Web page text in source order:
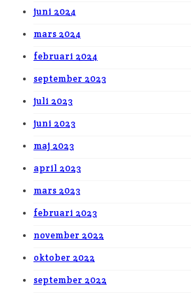
juni 2024
mars 2024
februari 2024
september 2023
juli 2023
juni 2023
maj 2023
april 2023
mars 2023
februari 2023
november 2022
oktober 2022
september 2022